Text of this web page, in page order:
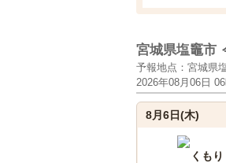
宮城県塩竈市
予報地点：宮城県
2026年08月06日
8月6日(木)
くもり